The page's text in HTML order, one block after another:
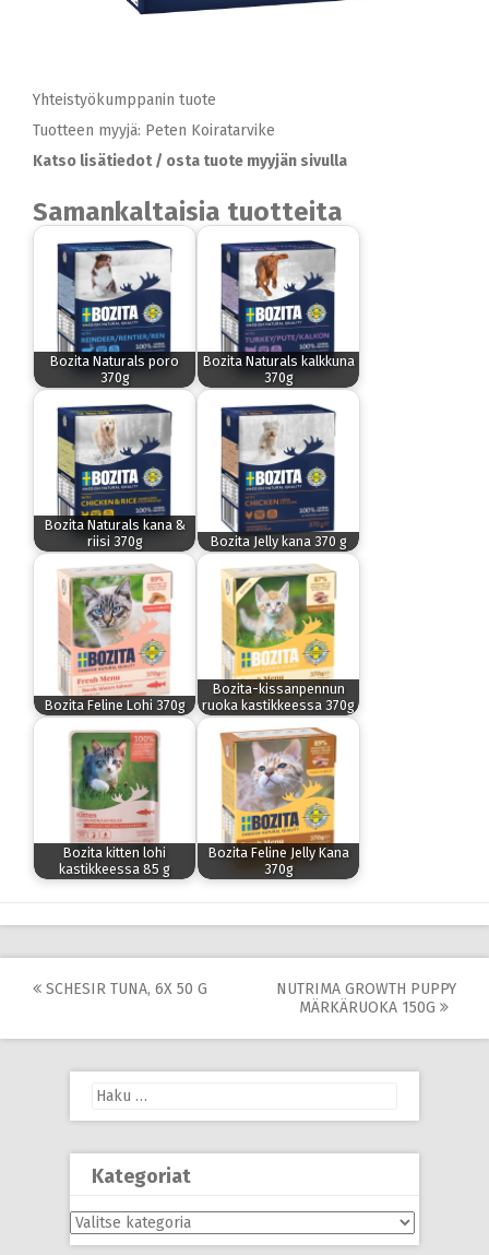
Yhteistyökumppanin tuote
Tuotteen myyjä: Peten Koiratarvike
Katso lisätiedot / osta tuote myyjän sivulla
Samankaltaisia tuotteita
Bozita Naturals poro
370g
Bozita Naturals kalkkuna
370g
Bozita Naturals kana &
riisi 370g
Bozita Jelly kana 370 g
Bozita Feline Lohi 370g
Bozita-kissanpennun
ruoka kastikkeessa 370g
Bozita kitten lohi
kastikkeessa 85 g
Bozita Feline Jelly Kana
370g
Post
SCHESIR TUNA, 6X 50 G
NUTRIMA GROWTH PUPPY
MÄRKÄRUOKA 150G
Haku:
Kategoriat
Kategoriat